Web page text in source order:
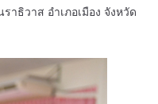
ธิวาส อำเภอเมือง จังหวัด